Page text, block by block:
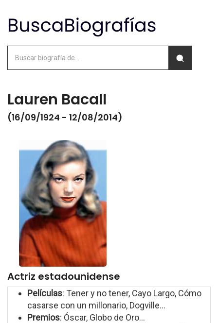
Lauren Bacall
(16/09/1924 - 12/08/2014)
Actriz estadounidense
Películas: Tener y no tener, Cayo Largo, Cómo
casarse con un millonario, Dogville...
Premios: Óscar, Globo de Oro...